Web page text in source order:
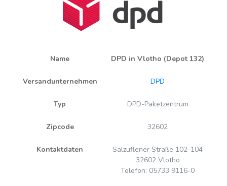
Name DPD in Vlotho (Depot 132)
Versandunternehmen DPD
Typ DPD-Paketzentrum
Zipcode 32602
Kontaktdaten
Salzuflener Straße 102-104
32602 Vlotho
Telefon: 05733 9116-0